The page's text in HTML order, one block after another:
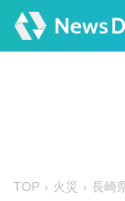
TOP 火災 長崎